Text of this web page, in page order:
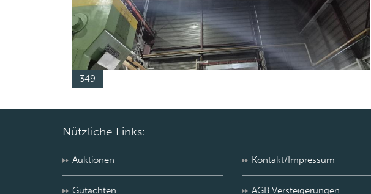
349
Nützliche Links:
Auktionen
Gutachten
Kontakt/Impressum
AGB Versteigerungen